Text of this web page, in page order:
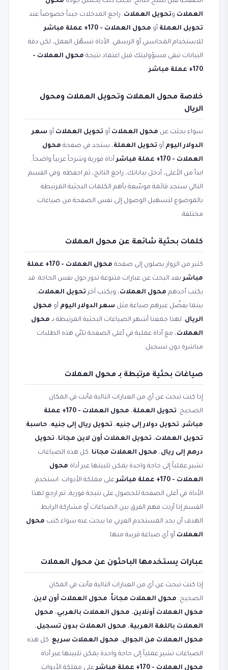
العملات وتحويل العملات. راجع المدخلات جيداً خصوصاً عند
تحويل العملة أو محول العملات - 170+ عملة مباشر
للاستخدام المحاسبي أو الرسمي. الأداة تسهّل العمل، لكن دقة
البيانات تبقى مسؤوليتك قبل اعتماد نتيجة محول العملات -
170+ عملة مباشر
.
خلاصة محول العملات وتحويل العملات ومحول
الريال
سواء بحثت عن محول العملات أو تحويل العملات أو سعر
الدولار اليوم أو تحويل العملة، ستجد في صفحة محول
العملات - 170+ عملة مباشر
أداة فورية وشرحاً عربياً واضحاً.
ابدأ من الأعلى، أدخل بياناتك، راجع الناتج، ثم احفظه. وفي القسم
التالي ستجد قائمة موسّعة بأهم الكلمات البحثية المرتبطة
بالموضوع لتسهيل الوصول إلى نفس الصفحة من صياغات
مختلفة.
كلمات بحثية شائعة عن محول العملات
كثير من الزوار يصلون إلى صفحة
محول العملات - 170+ عملة
مباشربعد البحث عن عبارات متنوعة تدور حول نفس الحاجة. قد
يكتب أحدهم محول العملات، ويكتب آخر تحويل العملات،
بينما يفضّل غيرهم صياغة مثل سعر الدولار اليوم أو محول
الريال. لهذا جمعنا أشهر الصياغات البحثية المرتبطة بـ محول
العملات، مع أداة عملية في أعلى الصفحة تلبّي هذه الطلبات
مباشرة دون تسجيل.
صياغات بحثية مرتبطة بـ محول العملات
إذا كنت تبحث عن أي من العبارات التالية فأنت في المكان
الصحيح: تحويل العملة،
محول العملات - 170+ عملة
مباشر، تحويل دولار إلى جنيه، تحويل ريال إلى جنيه، حاسبة
تحويل العملات، تحويل العملات أون لاين مجانا، تحويل
درهم إلى ريال، محول العملات مجانا. كل هذه الصياغات
تشير عملياً إلى حاجة واحدة يمكن تلبيتها عبر أداة محول
العملات - 170+ عملة مباشر
على مملكة الأدوات. استخدم
الأداة في أعلى الصفحة للحصول على نتيجة فورية، ثم ارجع لهذا
القسم إذا أردت فهم الفرق بين الصياغات أو مشاركة الرابط.
الهدف أن يجد المستخدم العربي ما يبحث عنه سواء كتب محول
العملات أو أي صياغة قريبة منها.
عبارات يستخدمها الباحثون عن محول العملات
إذا كنت تبحث عن أي من العبارات التالية فأنت في المكان
الصحيح: محول العملات مجاناً، محول العملات أون لاين،
محول العملات أونلاين، محول العملات بالعربي، محول
العملات باللغة العربية، محول العملات بدون تسجيل،
محول العملات من الجوال، محول العملات سريع. كل هذه
الصياغات تشير عملياً إلى حاجة واحدة يمكن تلبيتها عبر أداة
محول العملات - 170+ عملة مباشر
على مملكة الأدوات.